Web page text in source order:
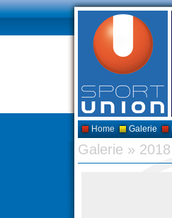
Home Galerie
Galerie » 2018